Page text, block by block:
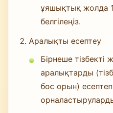
ұяшықтық жолда
белгілеңіз.
Аралықты есептеу
Бірнеше тізбекті
аралықтарды
бос орын)